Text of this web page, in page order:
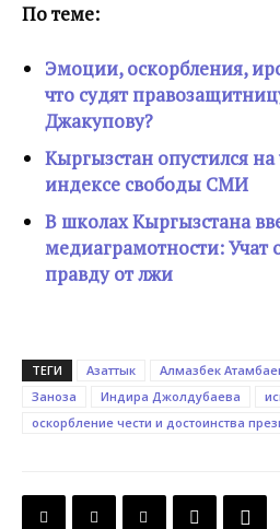
По теме:
Эмоции, оскорбления,
что судят
Джакупову?
Кыргызстан опустился
индексе свободы СМИ
В школах Кыргызстана
медиаграмотности: Учат
правду от лжи
ТЕГИ Азаттык Алмазбек
Заноза
Индира Джолдубаева
оскорбление чести и достоинства